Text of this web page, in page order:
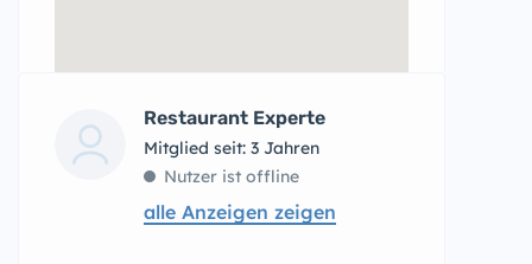
Restaurant Experte
Mitglied seit: 3 Jahren
Nutzer ist offline
alle Anzeigen zeigen